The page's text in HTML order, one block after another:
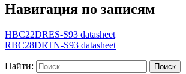
Навигация по записям
HBC22DRES-S93 datasheet
RBC28DRTN-S93 datasheet
Найти: